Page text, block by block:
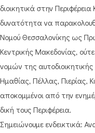
διοικητικά στην
δυνατότητα να
Νομού Θεσσαλονίκης ως
Κεντρικής Μακεδονίας,
νομών της
Ημαθίας, Πέλλας, Πιερίας,
αποκομμένοι από την
δική τους Περιφέρεια.
Σημειώνουμε ενδεικτικά: